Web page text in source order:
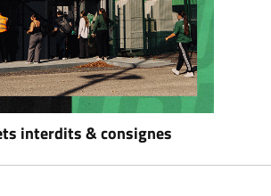
interdits & consignes